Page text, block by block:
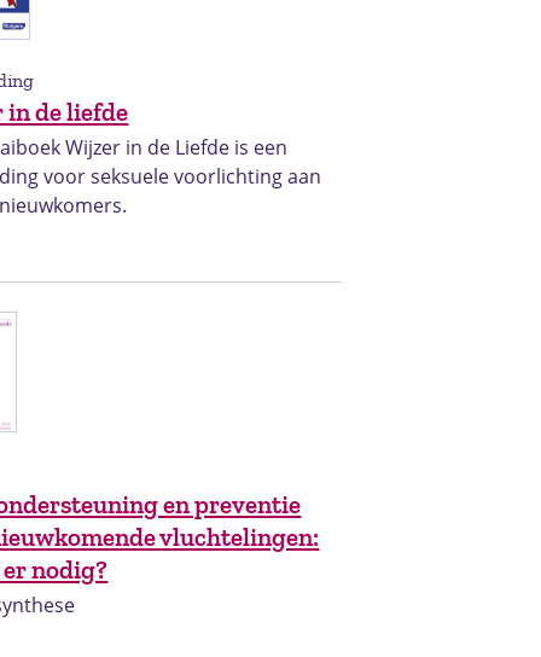
in de liefde
Wijzer in de Liefde is een
voor seksuele voorlichting aan
en preventie
vluchtelingen:
nodig?